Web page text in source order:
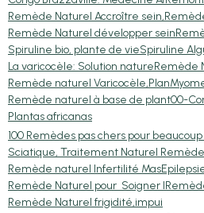
Remède Naturel Accroître sein,
Remède Naturel développer sein
Spiruline bio, plante de vieSpiruline
La varicocèle: Solution natureRemède
Remède naturel Varicocèle,Plan
Remède naturel à base de plant00-
Plantas africanas
100 Remèdes pas chers pour
Sciatique, Traitement Naturel
Remède naturel Infertilité Mas
Remède Naturel pour Soigner l
Remède Naturel frigidité,impui